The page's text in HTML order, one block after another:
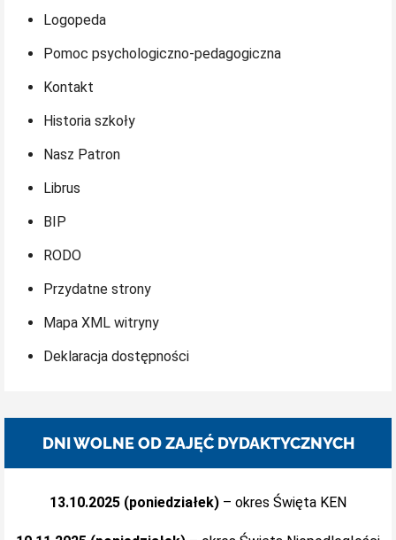
Logopeda
Pomoc psychologiczno-pedagogiczna
Kontakt
Historia szkoły
Nasz Patron
Librus
BIP
RODO
Przydatne strony
Mapa XML witryny
Deklaracja dostępności
DNI WOLNE OD ZAJĘĆ DYDAKTYCZNYCH
13.10.2025 (poniedziałek) – okres Święta KEN